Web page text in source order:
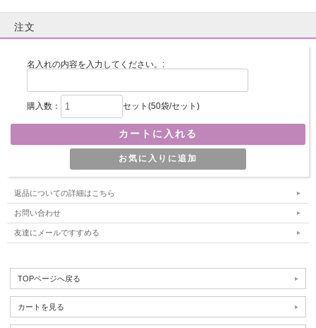
注文
名入れの内容を入力してください。:
購入数： セット(50袋/セット)
返品についての詳細はこちら
お問い合わせ
友達にメールですすめる
TOPページへ戻る
カートを見る